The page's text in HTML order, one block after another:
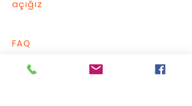
açığız
FAQ